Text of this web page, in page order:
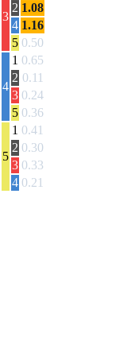
3
2 1.08
4 1.16
5 0.50
4
1 0.65
2 0.11
3 0.24
5 0.36
5
1 0.41
2 0.30
3 0.33
4 0.21